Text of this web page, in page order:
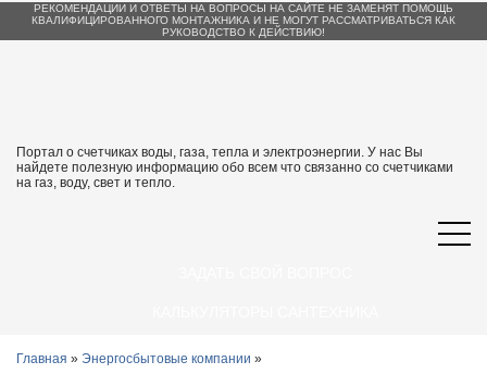
РЕКОМЕНДАЦИИ И ОТВЕТЫ НА ВОПРОСЫ НА САЙТЕ НЕ ЗАМЕНЯТ ПОМОЩЬ
КВАЛИФИЦИРОВАННОГО МОНТАЖНИКА И НЕ МОГУТ РАССМАТРИВАТЬСЯ КАК
РУКОВОДСТВО К ДЕЙСТВИЮ!
Портал о счетчиках воды, газа, тепла и электроэнергии. У нас Вы
найдете полезную информацию обо всем что связанно со счетчиками
на газ, воду, свет и тепло.
Главная » Энергосбытовые компании »